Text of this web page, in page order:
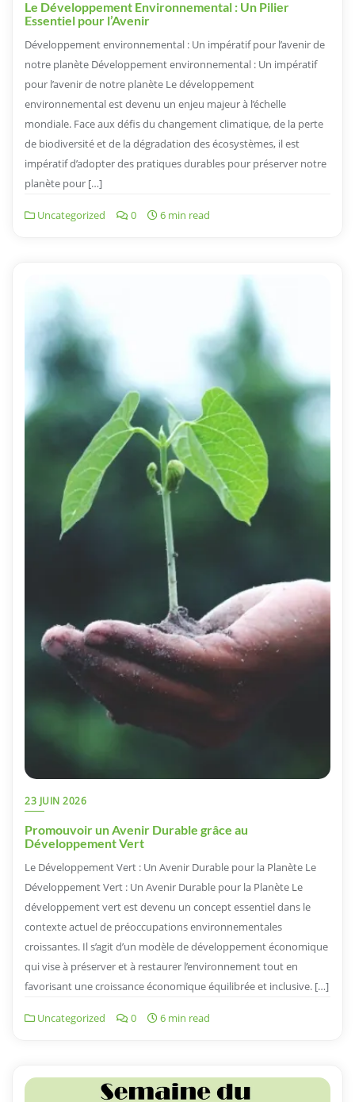
Le Développement Environnemental : Un Pilier
Essentiel pour l’Avenir
Développement environnemental : Un impératif pour l’avenir de
notre planète Développement environnemental : Un impératif
pour l’avenir de notre planète Le développement
environnemental est devenu un enjeu majeur à l’échelle
mondiale. Face aux défis du changement climatique, de la perte
de biodiversité et de la dégradation des écosystèmes, il est
impératif d’adopter des pratiques durables pour préserver notre
planète pour […]
Uncategorized 0 6 min read
23 JUIN 2026
Promouvoir un Avenir Durable grâce au
Développement Vert
Le Développement Vert : Un Avenir Durable pour la Planète Le
Développement Vert : Un Avenir Durable pour la Planète Le
développement vert est devenu un concept essentiel dans le
contexte actuel de préoccupations environnementales
croissantes. Il s’agit d’un modèle de développement économique
qui vise à préserver et à restaurer l’environnement tout en
favorisant une croissance économique équilibrée et inclusive. […]
Uncategorized 0 6 min read